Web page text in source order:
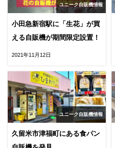
ユニーク自販機情報
小田急新宿駅に「生花」が買
える自販機が期間限定設置！
2021年11月12日
ユニーク自販機情報
久留米市津福町にある食パン